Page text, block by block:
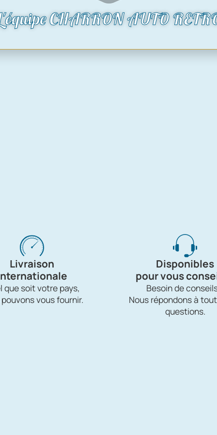
Livraison
que soit votre pays,
vous fournir.
Disponibles
pour vous
Besoin de
Nous répondons à
questions.
CHARRON AUTO